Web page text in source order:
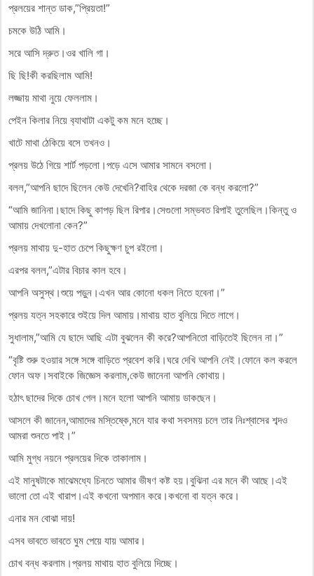
প্রলয়ের শান্ত ডাক,”প্রিয়তা!”
চমকে উঠি আমি।
সরে আসি দ্রুত।ওর খালি গা।
ছি ছি!কী করছিলাম আমি!
লজ্জায় মাথা নুয়ে ফেললাম।
পেইন কিলার নিয়ে ব‍্যাথাটা একটু কম মনে হচ্ছে।
খাটে মাথা ঠেকিয়ে বসে তখনও।
প্রলয় উঠে গিয়ে শার্ট পড়লো।পড়ে এসে আমার সামনে বসলো।
বলল,”আপনি ছাদে ছিলেন কেউ দেখেনি?বাহির থেকে দরজা কে বন্ধ করলো?”
“আমি জানিনা।ছাদে কিছু কাপড় ছিল রিপার।সেগুলো সম্ভবত রিপাই তুলেছিল।কিন্তু ও
আমায় দেখলোনা কেন?”
প্রলয় মাথায় দু-হাত চেপে কিছুক্ষণ চুপ রইলো।
এরপর বলল,”এটার বিচার কাল হবে।
আপনি অসুস্থ।শুয়ে পড়ুন।এখন আর কোনো ধকল নিতে হবেনা।”
প্রলয় যত্ন সহকারে শুইয়ে দিল আমায়।মাথায় হাত বুলিয়ে দিতে লাগে।
সুধালাম,”আমি যে ছাদে আছি এটা বুঝলেন কী করে?আপনিতো বাড়িতেই ছিলেন না।”
“বৃষ্টি শুরু হওয়ার সঙ্গে সঙ্গে বাড়িতে প্রবেশ করি।ঘরে দেখি আপনি নেই।ফোনে কল করলে
ফোন অফ।সবাইকে জিজ্ঞেস করলাম,কেউ জানেনা আপনি কোথায়।
হঠাৎ ছাদের দিকে চোখ গেল।মনে হলো আপনি আমায় ডাকছেন।
আসলে কী জানেন,আমাদের মস্তিষ্কে,মনে যার কথা সবসময় চলে তার নিঃশ্বাসের শব্দও
আমরা শুনতে পাই।”
আমি মুগ্ধ নয়নে প্রলয়ের দিকে তাকালাম।
এই মানুষটাকে মাঝেমধ্যে চিনতে আমার ভীষণ কষ্ট হয়।বুঝিনা এর মনে কী আছে।এই
ভালো তো এই খারাপ।এই কখনো অপমান করে।কখনো বা যত্ন করে।
এনার মন বোঝা দায়!
এসব ভাবতে ভাবতে ঘুম পেয়ে যায় আমার।
চোখ বন্ধ করলাম।প্রলয় মাথায় হাত বুলিয়ে দিচ্ছে।